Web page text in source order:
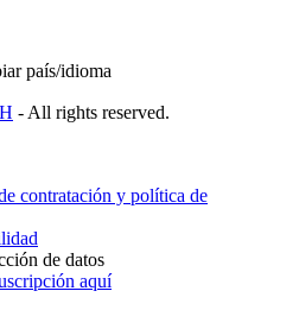
país/idioma
- All rights reserved.
contratación y política de
de datos
aquí